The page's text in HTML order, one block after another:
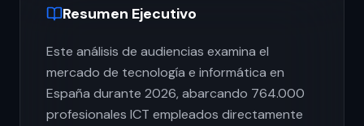
Resumen Ejecutivo
Este análisis de audiencias examina el
mercado de tecnología e informática en
España durante 2026, abarcando 764.000
profesionales ICT empleados directamente